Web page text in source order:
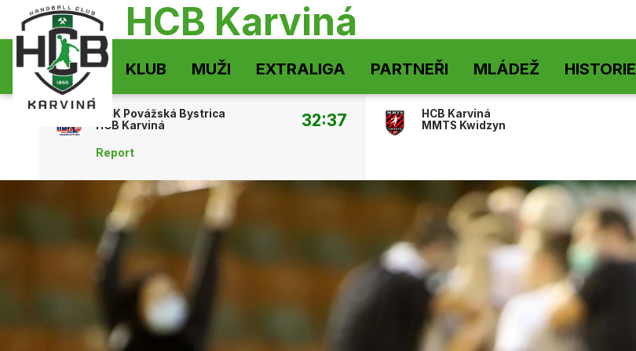
HCB Karviná
KLUB MUŽI EXTRALIGA PARTNEŘI MLÁDEŽ HISTORIE
MŠK Povážská Bystrica
HCB Karviná
32:37
Report
HCB Karviná
MMTS Kwidzyn